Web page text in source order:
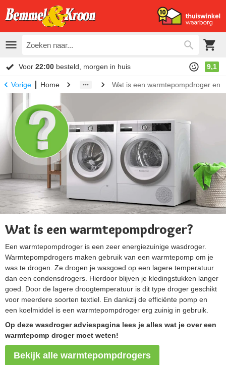
Voor 22:00 besteld, morgen in huis 9,1
Vorige Home Wat is een warmtepompdroger en
Wat is een warmtepompdroger?
Een warmtepompdroger is een zeer energiezuinige wasdroger.
Warmtepompdrogers maken gebruik van een warmtepomp om je
was te drogen. Ze drogen je wasgoed op een lagere temperatuur
dan een condensdrogers. Hierdoor blijven je kledingstukken langer
goed. Door de lagere droogtemperatuur is dit type droger geschikt
voor meerdere soorten textiel. En dankzij de efficiënte pomp en
een koelmiddel is een warmtepompdroger erg zuinig in gebruik.
Op deze wasdroger adviespagina lees je alles wat je over een
warmtepomp droger moet weten!
Bekijk alle warmtepompdrogers